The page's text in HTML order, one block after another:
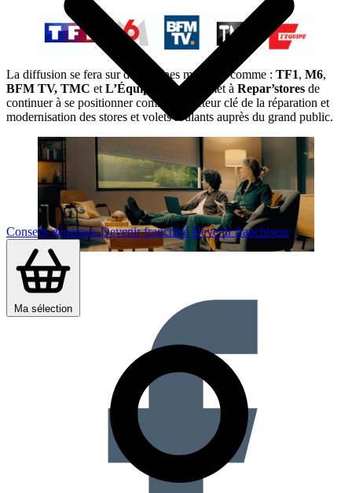
Conseils générauxDevenir franchiséDevenir franchiseur
Ma sélection
La diffusion se fera sur des chaînes majeures comme : TF1, M6,
BFM TV, TMC et L’Équipe ! Cela permet à Repar’stores de
continuer à se positionner comme un acteur clé de la réparation et
modernisation des stores et volets roulants auprès du grand public.
Partager sur :